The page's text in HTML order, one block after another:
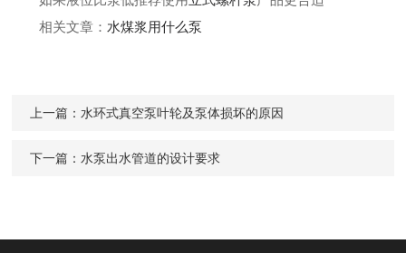
相关文章： 水煤浆用什么泵
上一篇：水环式真空泵叶轮及泵体损坏的原因
下一篇：水泵出水管道的设计要求